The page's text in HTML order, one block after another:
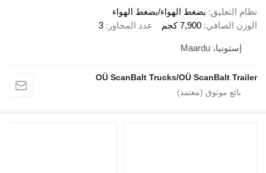
بضغط الهواء/بضغط الهواء
7,900 كجم عدد المحاور 3
OÜ ScanBalt Trucks/OÜ ScanBalt